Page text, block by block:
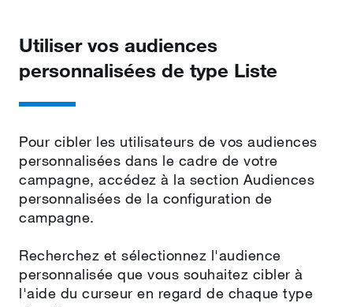
Utiliser vos audiences
personnalisées de type Liste
Pour cibler les utilisateurs de vos audiences
personnalisées dans le cadre de votre
campagne, accédez à la section Audiences
personnalisées de la configuration de
campagne.
Recherchez et sélectionnez l'audience
personnalisée que vous souhaitez cibler à
l'aide du curseur en regard de chaque type